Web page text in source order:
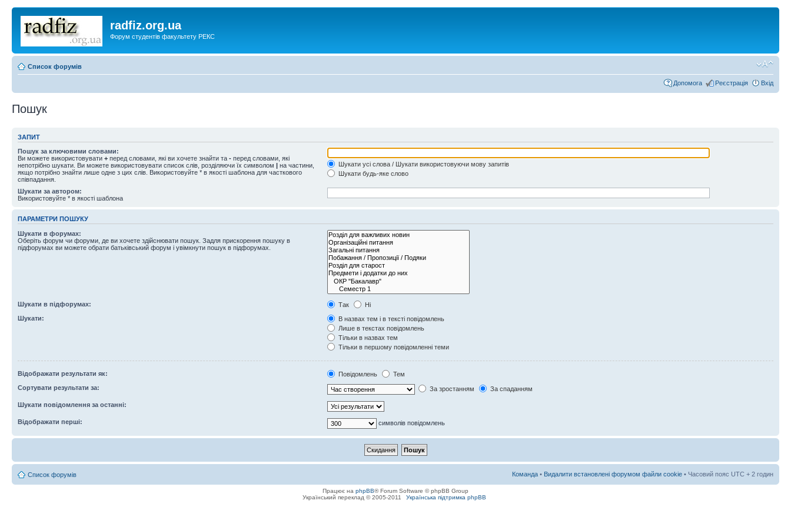
radfiz.org.ua
Форум студентів факультету РЕКС
Список форумів
Допомога Реєстрація Вхід
Пошук
ЗАПИТ
Пошук за ключовими словами:
Ви можете використовувати + перед словами, які ви хочете знайти та - перед словами, які
непотрібно шукати. Ви можете використовувати список слів, розділяючи їх символом | на частини,
якщо потрібно знайти лише одне з цих слів. Використовуйте * в якості шаблона для часткового
співпадання.
Шукати усі слова / Шукати використовуючи мову запитів
Шукати будь-яке слово
Шукати за автором:
Використовуйте * в якості шаблона
ПАРАМЕТРИ ПОШУКУ
Шукати в форумах:
Оберіть форум чи форуми, де ви хочете здійснювати пошук. Задля прискорення пошуку в
підфорумах ви можете обрати батьківський форум і увімкнути пошук в підфорумах.
Шукати в підфорумах: Так
Ні
Шукати:
В назвах тем і в тексті повідомлень
Лише в текстах повідомлень
Тільки в назвах тем
Тільки в першому повідомленні теми
Відображати результати як: Повідомлень
Тем
Сортувати результати за:
За зростанням За спаданням
Шукати повідомлення за останні:
Відображати перші: символів повідомлень
Список форумів Команда • Видалити встановлені форумом файли cookie • Часовий пояс UTC + 2 годин
Працює на phpBB® Forum Software © phpBB Group
Український переклад © 2005-2011
Українська підтримка phpBB